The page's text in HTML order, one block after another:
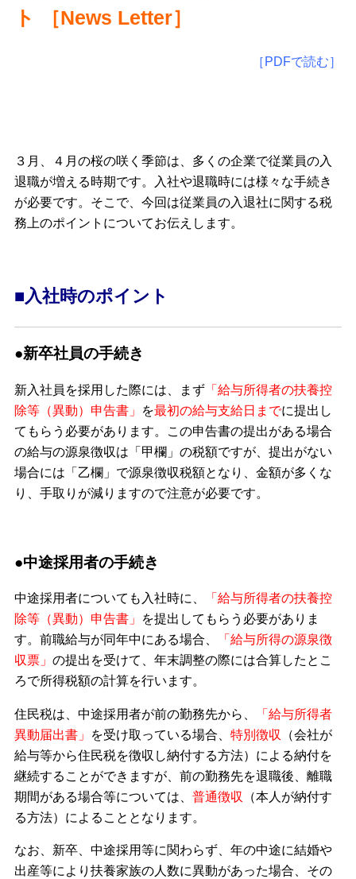
ト ［News Letter］
［PDFで読む］
３月、４月の桜の咲く季節は、多くの企業で従業員の入
退職が増える時期です。入社や退職時には様々な手続き
が必要です。そこで、今回は従業員の入退社に関する税
務上のポイントについてお伝えします。
■入社時のポイント
●新卒社員の手続き
新入社員を採用した際には、まず「給与所得者の扶養控
除等（異動）申告書」
を最初の給与支給日までに提出し
てもらう必要があります。この申告書の提出がある場合
の給与の源泉徴収は「甲欄」の税額ですが、提出がない
場合には「乙欄」で源泉徴収税額となり、金額が多くな
り、手取りが減りますので注意が必要です。
●中途採用者の手続き
中途採用者についても入社時に、
「給与所得者の扶養控
除等（異動）申告書」
を提出してもらう必要がありま
す。前職給与が同年中にある場合、
「給与所得の源泉徴
収票」 の提出を受けて、年末調整の際には合算したとこ
ろで所得税額の計算を行います。
住民税は、中途採用者が前の勤務先から、
「給与所得者
異動届出書」
を受け取っている場合、 特別徴収
（会社が
給与等から住民税を徴収し納付する方法）による納付を
継続することができますが、前の勤務先を退職後、離職
期間がある場合等については、 普通徴収
（本人が納付す
る方法）によることとなります。
なお、新卒、中途採用等に関わらず、年の中途に結婚や
出産等により扶養家族の人数に異動があった場合、その